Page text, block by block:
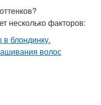
несколько факторов: